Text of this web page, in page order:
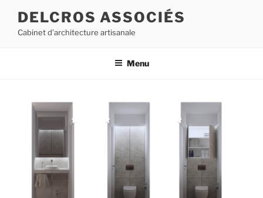
contenu
DELCROS ASSOCIÉS
Cabinet d’architecture artisanale
Menu